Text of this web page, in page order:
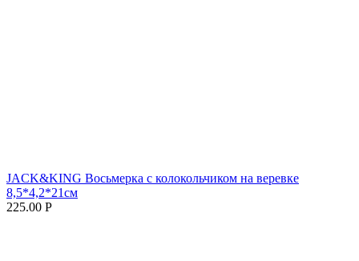
JACK&KING Восьмерка с колокольчиком на веревке
8,5*4,2*21см
225.00 Р